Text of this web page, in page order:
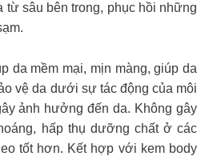
từ sâu bên trong, phục hồi những
da mềm mại, mịn màng, giúp da
vệ da dưới sự tác động của môi
ảnh hưởng đến da. Không gây
hấp thụ dưỡng chất ở các
tốt hơn. Kết hợp với kem body